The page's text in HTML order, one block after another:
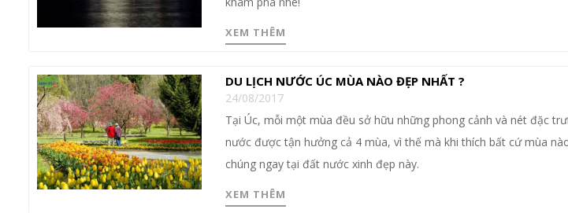
XEM THÊM
DU LỊCH NƯỚC ÚC MÙA NÀO ĐẸP NHẤT ?
24/08/2017
Tại Úc, mỗi một mùa đều sở hữu những phong cảnh và nét đặc
nước được tận hưởng cả 4 mùa, vì thế mà khi thích bất cứ mùa
chúng ngay tại đất nước xinh đẹp này.
XEM THÊM